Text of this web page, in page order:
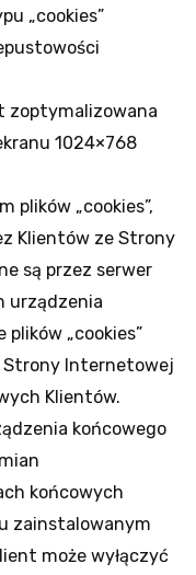
„cookies”
zoptymalizowana
1024×768
plików „cookies”,
Klientów ze Strony
są przez serwer
urządzenia
„cookies”
Strony Internetowej
Klientów.
końcowego
końcowych
zainstalowanym
może wyłączyć